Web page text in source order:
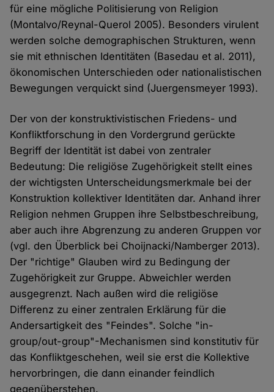
für eine mögliche Politisierung von Religion
(Montalvo/Reynal-Querol 2005). Besonders virulent
werden solche demographischen Strukturen, wenn
sie mit ethnischen Identitäten (Basedau et al. 2011),
ökonomischen Unterschieden oder nationalistischen
Bewegungen verquickt sind (Juergensmeyer 1993).
Der von der konstruktivistischen Friedens- und
Konfliktforschung in den Vordergrund gerückte
Begriff der Identität ist dabei von zentraler
Bedeutung: Die religiöse Zugehörigkeit stellt eines
der wichtigsten Unterscheidungsmerkmale bei der
Konstruktion kollektiver Identitäten dar. Anhand ihrer
Religion nehmen Gruppen ihre Selbstbeschreibung,
aber auch ihre Abgrenzung zu anderen Gruppen vor
(vgl. den Überblick bei Choijnacki/Namberger 2013).
Der "richtige" Glauben wird zu Bedingung der
Zugehörigkeit zur Gruppe. Abweichler werden
ausgegrenzt. Nach außen wird die religiöse
Differenz zu einer zentralen Erklärung für die
Andersartigkeit des "Feindes". Solche "in-
group/out-group"-Mechanismen sind konstitutiv für
das Konfliktgeschehen, weil sie erst die Kollektive
hervorbringen, die dann einander feindlich
gegenüberstehen.